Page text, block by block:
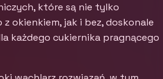
które są nie tylko
okienkiem, jak i bez, doskonale
każdego cukiernika pragnącego